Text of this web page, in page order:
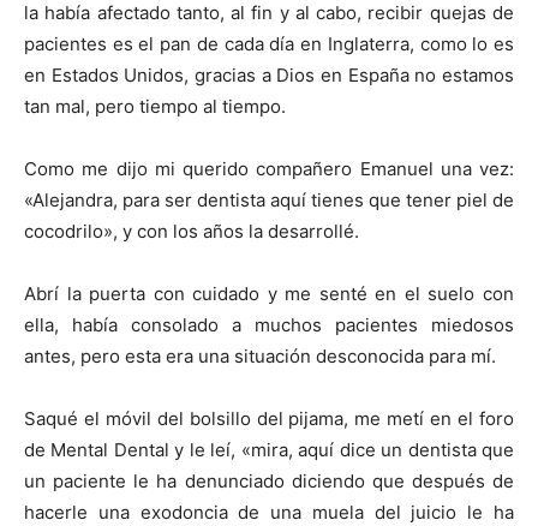
la había afectado tanto, al fin y al cabo, recibir quejas de
pacientes es el pan de cada día en Inglaterra, como lo es
en Estados Unidos, gracias a Dios en España no estamos
tan mal, pero tiempo al tiempo.
Como me dijo mi querido compañero Emanuel una vez:
«Alejandra, para ser dentista aquí tienes que tener piel de
cocodrilo», y con los años la desarrollé.
Abrí la puerta con cuidado y me senté en el suelo con
ella, había consolado a muchos pacientes miedosos
antes, pero esta era una situación desconocida para mí.
Saqué el móvil del bolsillo del pijama, me metí en el foro
de Mental Dental y le leí, «mira, aquí dice un dentista que
un paciente le ha denunciado diciendo que después de
hacerle una exodoncia de una muela del juicio le ha